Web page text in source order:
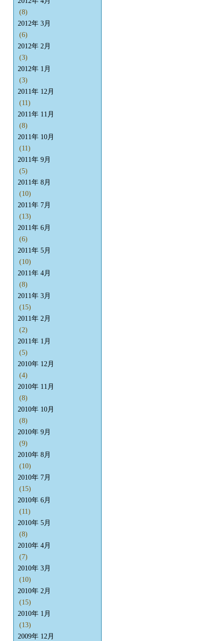
(8)
2012年 3月
(6)
2012年 2月
(3)
2012年 1月
(3)
2011年 12月
(11)
2011年 11月
(8)
2011年 10月
(11)
2011年 9月
(5)
2011年 8月
(10)
2011年 7月
(13)
2011年 6月
(6)
2011年 5月
(10)
2011年 4月
(8)
2011年 3月
(15)
2011年 2月
(2)
2011年 1月
(5)
2010年 12月
(4)
2010年 11月
(8)
2010年 10月
(8)
2010年 9月
(9)
2010年 8月
(10)
2010年 7月
(15)
2010年 6月
(11)
2010年 5月
(8)
2010年 4月
(7)
2010年 3月
(10)
2010年 2月
(15)
2010年 1月
(13)
2009年 12月